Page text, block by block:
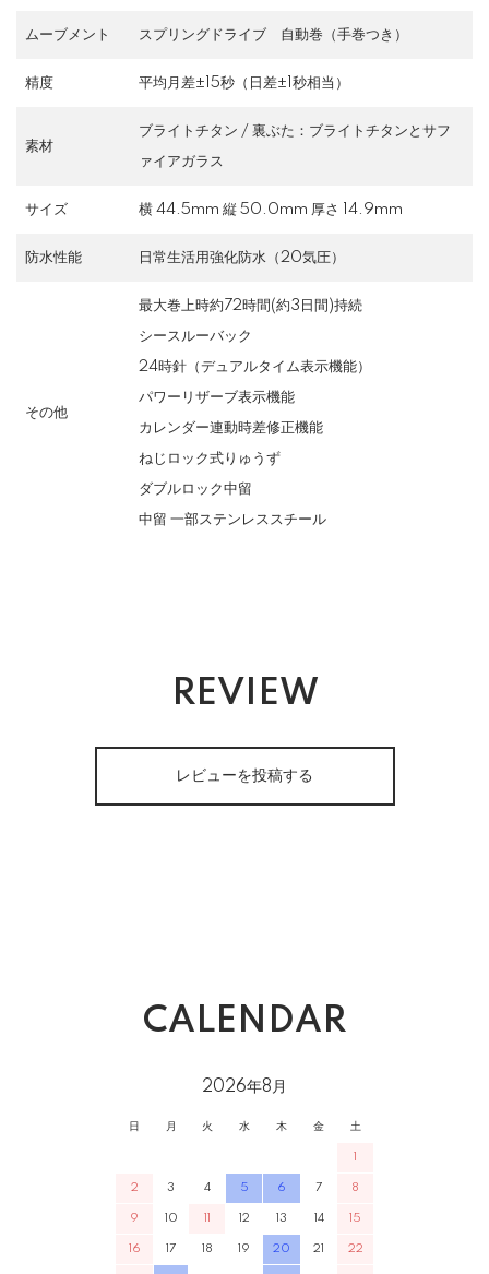
ムーブメント スプリングドライブ 自動巻（手巻つき）
精度 平均月差±15秒（日差±1秒相当）
素材
ブライトチタン / 裏ぶた：ブライトチタンとサフ
ァイアガラス
サイズ 横 44.5mm 縦 50.0mm 厚さ 14.9mm
防水性能 日常生活用強化防水（20気圧）
その他
最大巻上時約72時間(約3日間)持続
シースルーバック
24時針（デュアルタイム表示機能）
パワーリザーブ表示機能
カレンダー連動時差修正機能
ねじロック式りゅうず
ダブルロック中留
中留 一部ステンレススチール
REVIEW
レビューを投稿する
CALENDAR
2026年8月
日 月 火 水 木 金 土
1
2 3 4 5 6 7 8
9 10 11 12 13 14 15
16 17 18 19 20 21 22